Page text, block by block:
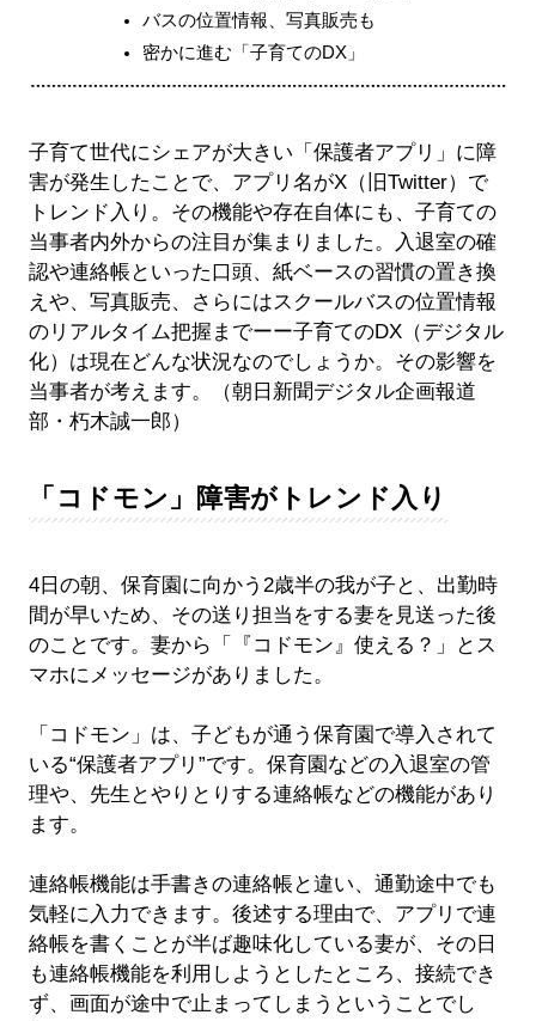
バスの位置情報、写真販売も
密かに進む「子育てのDX」
子育て世代にシェアが大きい「保護者アプリ」に障
害が発生したことで、アプリ名がX（旧Twitter）で
トレンド入り。その機能や存在自体にも、子育ての
当事者内外からの注目が集まりました。入退室の確
認や連絡帳といった口頭、紙ベースの習慣の置き換
えや、写真販売、さらにはスクールバスの位置情報
のリアルタイム把握までーー子育てのDX（デジタル
化）は現在どんな状況なのでしょうか。その影響を
当事者が考えます。（朝日新聞デジタル企画報道
部・朽木誠一郎）
「コドモン」障害がトレンド入り
4日の朝、保育園に向かう2歳半の我が子と、出勤時
間が早いため、その送り担当をする妻を見送った後
のことです。妻から「『コドモン』使える？」とス
マホにメッセージがありました。
「コドモン」は、子どもが通う保育園で導入されて
いる“保護者アプリ”です。保育園などの入退室の管
理や、先生とやりとりする連絡帳などの機能があり
ます。
連絡帳機能は手書きの連絡帳と違い、通勤途中でも
気軽に入力できます。後述する理由で、アプリで連
絡帳を書くことが半ば趣味化している妻が、その日
も連絡帳機能を利用しようとしたところ、接続でき
ず、画面が途中で止まってしまうということでし